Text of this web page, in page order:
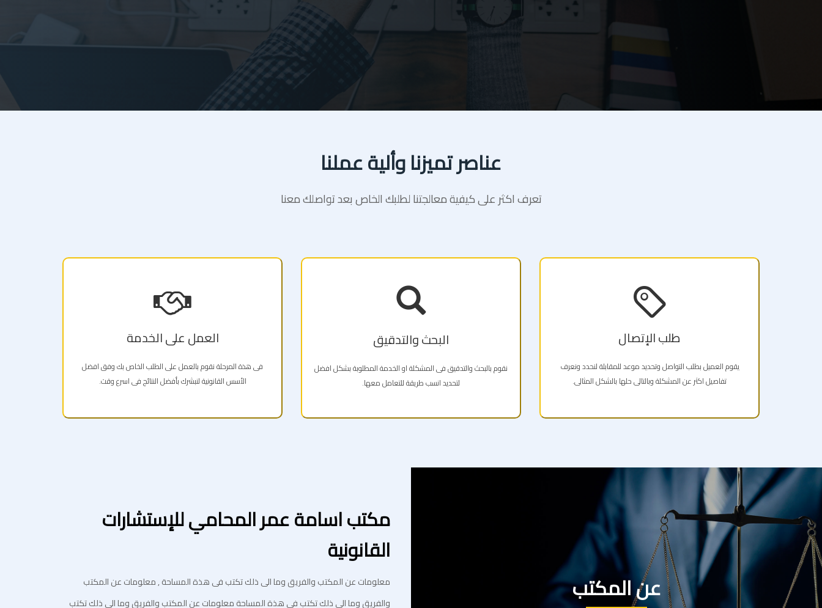
عناصر تميزنا وألية عملنا
تعرف اكثر على كيفية معالجتنا لطلبك الخاص بعد تواصلك معنا
طلب الإتصال
يقوم العميل بطلب التواصل وتحديد موعد للمقابلة لنحدد ونعرف
تفاصيل اكثر عن المشكلة وبالتالى حلها بالشكل المثالى.
البحث والتدقيق
نقوم بالبحث والتدقيق فى المشكلة او الخدمة المطلوبة بشكل افضل
لتحديد انسب طريقة للتعامل معها.
العمل على الخدمة
فى هذة المرحلة نقوم بالعمل على الطلب الخاص بك وفق افضل
الأسس القانونية لنبشرك بأفضل النتائج فى اسرع وقت.
عن المكتب
مكتب اسامة عمر المحامي للإستشارات
القانونية
معلومات عن المكتب والفريق وما الى ذلك تكتب فى هذة المساحة , معلومات عن المكتب
والفريق وما الى ذلك تكتب فى هذة المساحة معلومات عن المكتب والفريق وما الى ذلك تكتب